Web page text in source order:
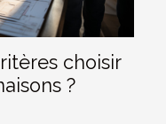
choisir
?